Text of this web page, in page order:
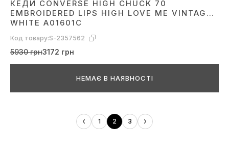
КЕДИ CONVERSE HIGH CHUCK 70
EMBROIDERED LIPS HIGH LOVE ME VINTAGE
WHITE A01601C
Код товару:S-2357562
5930 грн3172 грн
НЕМАЄ В НАЯВНОСТІ
1 2 3